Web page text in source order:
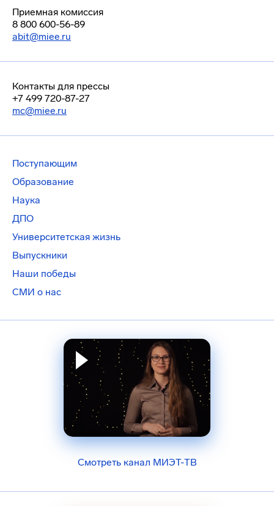
Приемная комиссия
8 800 600-56-89
abit@miee.ru
Контакты для прессы
+7 499 720-87-27
mc@miee.ru
Поступающим
Образование
Наука
ДПО
Университетская жизнь
Выпускники
Наши победы
СМИ о нас
Смотреть канал МИЭТ-ТВ